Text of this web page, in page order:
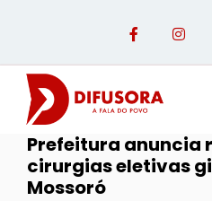
Prefeitura anuncia
cirurgias eletivas
Mossoró